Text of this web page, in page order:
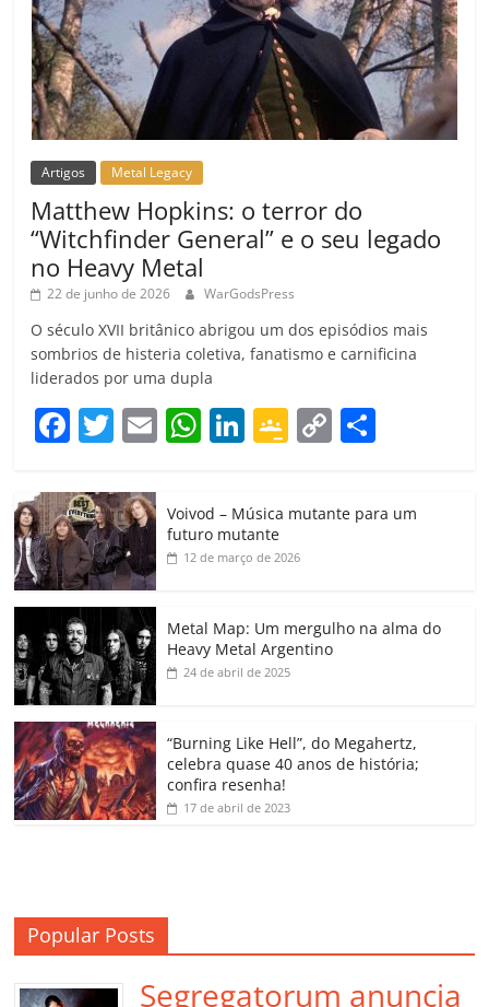
Artigos Metal Legacy
Matthew Hopkins: o terror do
“Witchfinder General” e o seu legado
no Heavy Metal
22 de junho de 2026 WarGodsPress
O século XVII britânico abrigou um dos episódios mais
sombrios de histeria coletiva, fanatismo e carnificina
liderados por uma dupla
F
c
e
b
o
o
k
T
itt
er
E
ai
W
at
s
A
p
Li
k
e
dI
G
gl
e
a
ss
o
m
C
y
k
p
h
Voivod – Música mutante para um
futuro mutante
12 de março de 2026
Metal Map: Um mergulho na alma do
Heavy Metal Argentino
24 de abril de 2025
“Burning Like Hell”, do Megahertz,
celebra quase 40 anos de história;
confira resenha!
17 de abril de 2023
Popular Posts
Segregatorum anuncia